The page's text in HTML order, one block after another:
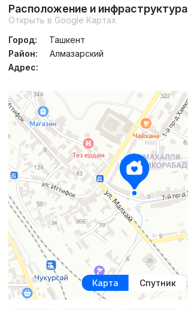
Расположение и инфраструктура
Открыть в Google Картах
Город:
Ташкент
Район:
Алмазарский
Адрес:
Карта Спутник